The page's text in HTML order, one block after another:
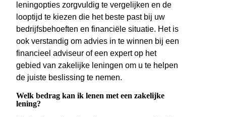
leningopties zorgvuldig te vergelijken en de
looptijd te kiezen die het beste past bij uw
bedrijfsbehoeften en financiële situatie. Het is
ook verstandig om advies in te winnen bij een
financieel adviseur of een expert op het
gebied van zakelijke leningen om u te helpen
de juiste beslissing te nemen.
Welk bedrag kan ik lenen met een zakelijke
lening?